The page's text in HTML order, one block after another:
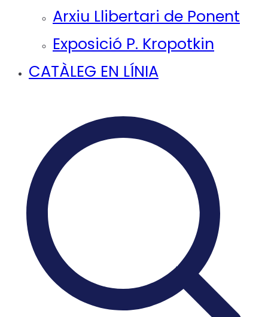
Arxiu Llibertari de Ponent
Exposició P. Kropotkin
CATÀLEG EN LÍNIA